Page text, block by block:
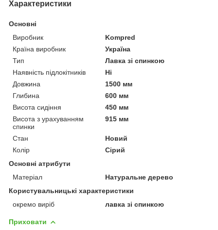
Характеристики
Основні
Виробник
Kompred
Країна виробник
Україна
Тип
Лавка зі спинкою
Наявність підлокітників
Ні
Довжина
1500 мм
Глибина
600 мм
Висота сидіння
450 мм
Висота з урахуванням
спинки
915 мм
Стан
Новий
Колір
Сірий
Основні атрибути
Матеріал
Натуральне дерево
Користувальницькі характеристики
окремо виріб
лавка зі спинкою
Приховати